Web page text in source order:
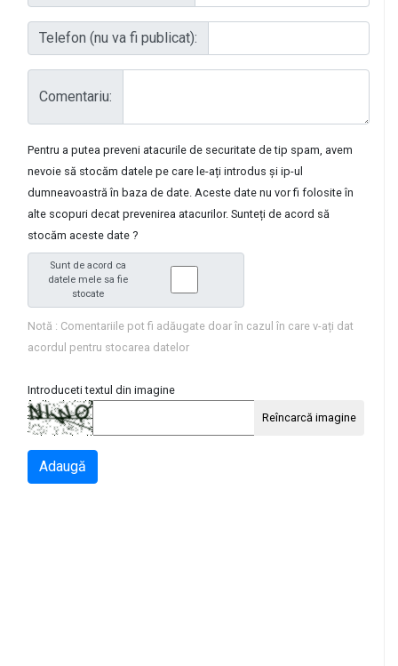
Telefon (nu va fi publicat):
Comentariu:
Pentru a putea preveni atacurile de securitate de tip spam, avem
nevoie să stocăm datele pe care le-ați introdus și ip-ul
dumneavoastră în baza de date. Aceste date nu vor fi folosite în
alte scopuri decat prevenirea atacurilor. Sunteți de acord să
stocăm aceste date ?
Sunt de acord ca
datele mele sa fie
stocate
Notă : Comentariile pot fi adăugate doar în cazul în care v-ați dat
acordul pentru stocarea datelor
Introduceti textul din imagine
Reîncarcă imagine
Adaugă